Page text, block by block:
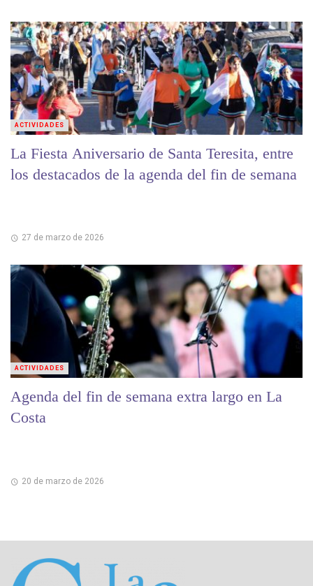
La Fiesta Aniversario de Santa Teresita, entre
los destacados de la agenda del fin de semana
27 de marzo de 2026
ACTIVIDADES
Agenda del fin de semana extra largo en La
Costa
20 de marzo de 2026
ACTIVIDADES